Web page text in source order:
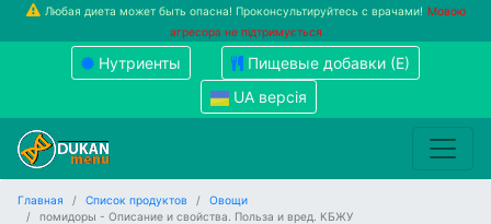
Любая диета может быть опасна! Проконсультируйтесь с врачами! Мовою
агресора не підтримується
Нутриенты
Пищевые добавки (Е)
UA версія
Главная Список продуктов
Овощи
помидоры - Описание и свойства. Польза и вред. КБЖУ